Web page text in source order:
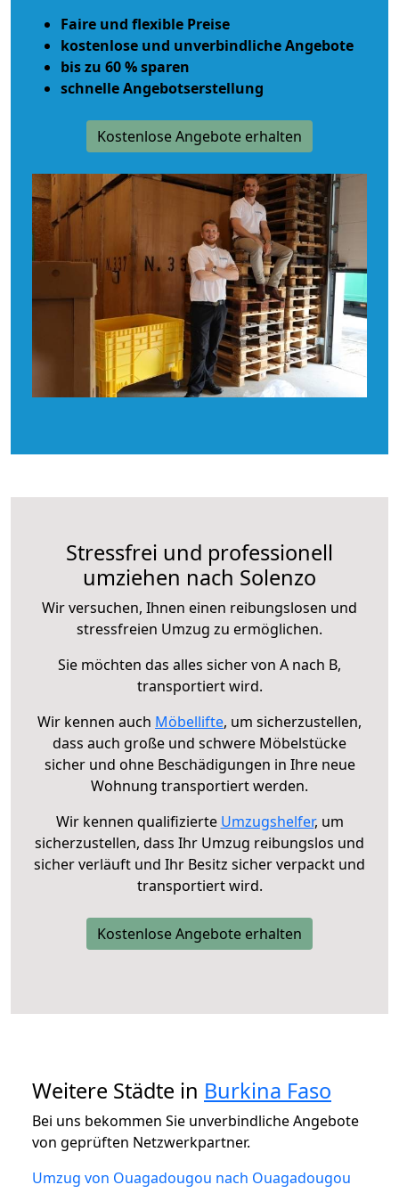
Faire und flexible Preise
kostenlose und unverbindliche Angebote
bis zu 60 % sparen
schnelle Angebotserstellung
Kostenlose Angebote erhalten
Stressfrei und professionell
umziehen nach Solenzo
Wir versuchen, Ihnen einen reibungslosen und
stressfreien Umzug zu ermöglichen.
Sie möchten das alles sicher von A nach B,
transportiert wird.
Wir kennen auch Möbellifte, um sicherzustellen,
dass auch große und schwere Möbelstücke
sicher und ohne Beschädigungen in Ihre neue
Wohnung transportiert werden.
Wir kennen qualifizierte Umzugshelfer, um
sicherzustellen, dass Ihr Umzug reibungslos und
sicher verläuft und Ihr Besitz sicher verpackt und
transportiert wird.
Kostenlose Angebote erhalten
Weitere Städte in Burkina Faso
Bei uns bekommen Sie unverbindliche Angebote
von geprüften Netzwerkpartner.
Umzug von Ouagadougou nach Ouagadougou